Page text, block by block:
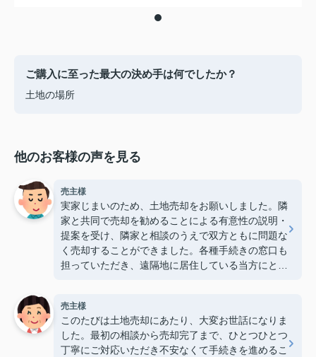
ご購入に至った最大の決め手は何でしたか？
土地の場所
他のお客様の声を見る
売主様
実家じまいのため、土地売却をお願いしました。隣
家と共同で売却を勧めることによる有意性の説明・
提案を受け、隣家と相談のうえで双方ともに問題な
く売却することができました。各種手続きの窓口も
担っていただき、遠隔地に居住している当方にとっ
売主様
このたびは土地売却にあたり、大変お世話になりま
した。最初の相談から売却完了まで、ひとつひとつ
丁寧にご対応いただき不安なくて手続きを進めるこ